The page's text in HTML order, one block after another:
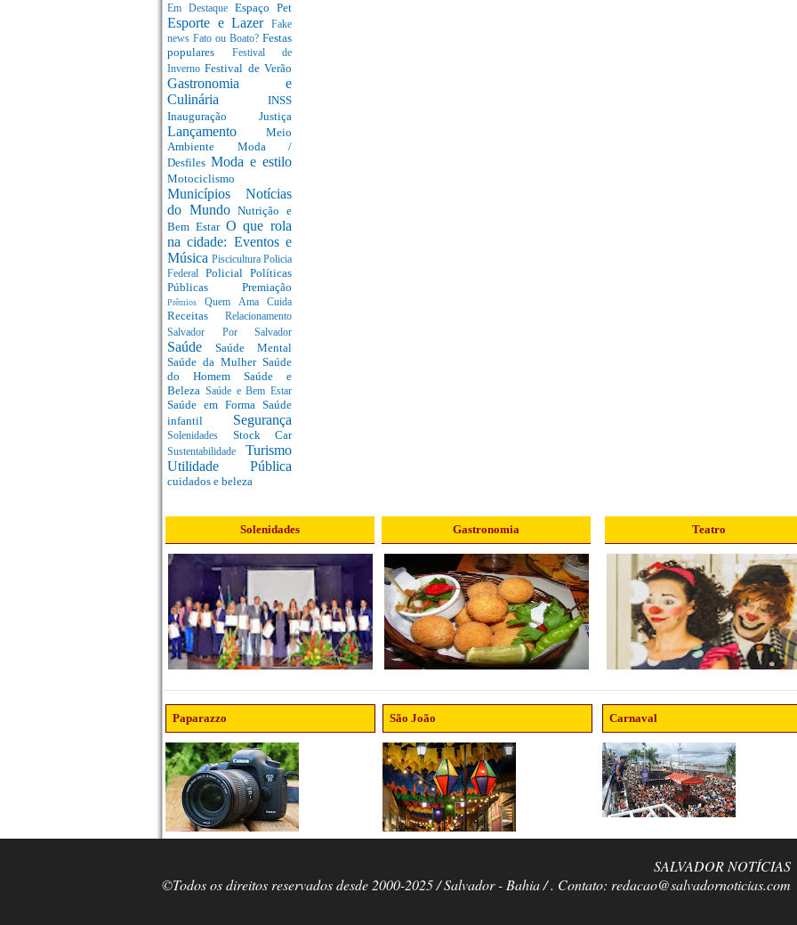
Em Destaque Espaço Pet
Esporte e Lazer
Fake
news Fato ou Boato? Festas
populares
Festival de
InvernoFestival de Verão
Gastronomia e
Culinária INSS
Inauguração Justiça
Lançamento Meio
Ambiente Moda /
Desfiles Moda e estilo
Motociclismo
Municípios Notícias
do MundoNutrição e
Bem Estar O que rola
na cidade: Eventos e
Música Piscicultura Policia
Federal Policial Políticas
Públicas Premiação
PrêmiosQuem Ama Cuida
Receitas Relacionamento
Salvador Por Salvador
Saúde Saúde Mental
Saúde da Mulher Saúde
do Homem Saúde e
Beleza Saúde e Bem Estar
Saúde em Forma Saúde
infantil Segurança
Solenidades Stock Car
Sustentabilidade Turismo
Utilidade Pública
cuidados e beleza
Solenidades Gastronomia Teatro
Paparazzo São João Carnaval
SALVADOR NOTÍCIAS
©Todos os direitos reservados desde 2000-2025 / Salvador - Bahia / . Contato: redacao@salvadornoticias.com